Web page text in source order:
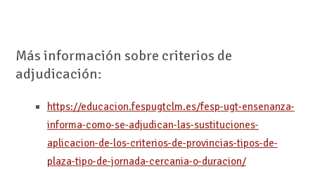
Más información sobre criterios de
adjudicación:
https://educacion.fespugtclm.es/fesp-ugt-ensenanza-
informa-como-se-adjudican-las-sustituciones-
aplicacion-de-los-criterios-de-provincias-tipos-de-
plaza-tipo-de-jornada-cercania-o-duracion/